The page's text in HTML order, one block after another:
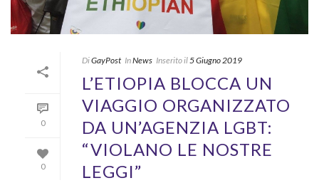
0
0
DiGayPost InNews Inserito il5 Giugno 2019
L’ETIOPIA BLOCCA UN
VIAGGIO ORGANIZZATO
DA UN’AGENZIA LGBT:
“VIOLANO LE NOSTRE
LEGGI”